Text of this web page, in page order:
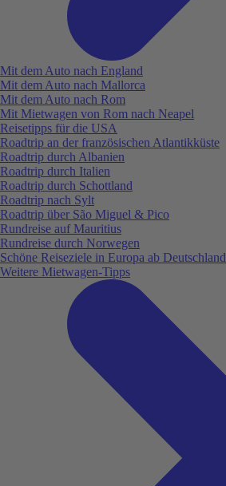
Mit dem Auto nach England
Mit dem Auto nach Mallorca
Mit dem Auto nach Rom
Mit Mietwagen von Rom nach Neapel
Reisetipps für die USA
Roadtrip an der französischen Atlantikküste
Roadtrip durch Albanien
Roadtrip durch Italien
Roadtrip durch Schottland
Roadtrip nach Sylt
Roadtrip über São Miguel & Pico
Rundreise auf Mauritius
Rundreise durch Norwegen
Schöne Reiseziele in Europa ab Deutschland
Weitere Mietwagen-Tipps